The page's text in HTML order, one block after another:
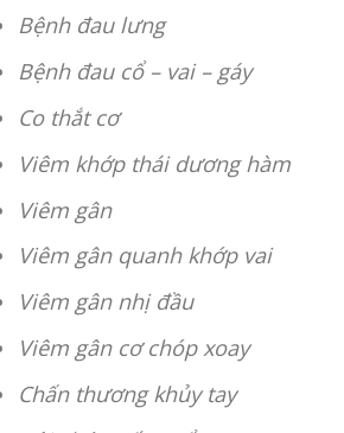
Bệnh đau lưng
Bệnh đau cổ – vai – gáy
Co thắt cơ
Viêm khớp thái dương hàm
Viêm gân
Viêm gân quanh khớp vai
Viêm gân nhị đầu
Viêm gân cơ chóp xoay
Chấn thương khủy tay